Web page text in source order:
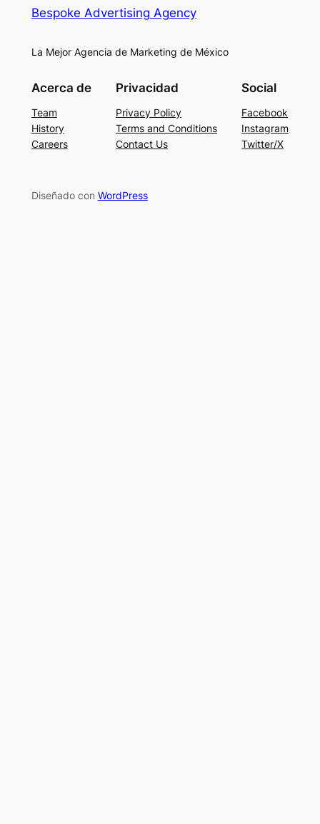
Bespoke Advertising Agency
La Mejor Agencia de Marketing de México
Acerca de
Team
History
Careers
Privacidad
Privacy Policy
Terms and Conditions
Contact Us
Social
Facebook
Instagram
Twitter/X
Diseñado con WordPress